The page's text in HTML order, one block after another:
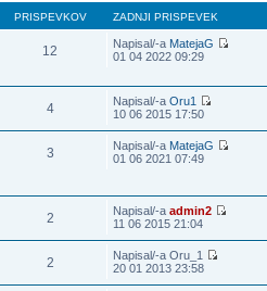
PRISPEVKOV ZADNJI PRISPEVEK
12 Napisal/-a MatejaG
01 04 2022 09:29
4 Napisal/-aOru1
10 06 2015 17:50
3 Napisal/-a MatejaG
01 06 2021 07:49
2 Napisal/-aadmin2
11 06 2015 21:04
2
Napisal/-a Oru_1
20 01 2013 23:58